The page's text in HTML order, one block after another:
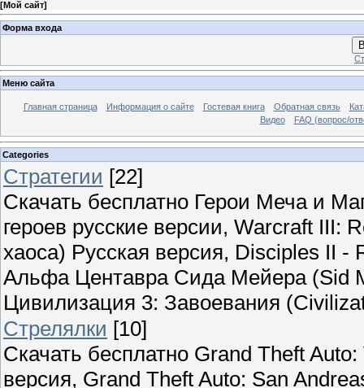
[Мой сайт]
Форма входа
Меню сайта
Главная страница Информация о сайте Гостевая книга Обратная связь
Видео
FAQ (вопрос/
Categories
Стратегии [22]
Скачать бесплатно Герои Меча и
героев русские версии, Warcraft III:
хаоса) Русская версия, Disciples II -
Альфа Центавра Сида Мейера (Sid
Цивилизация 3: Завоевания
Стрелялки [10]
Скачать бесплатно Grand Theft
версия, Grand Theft Auto: San